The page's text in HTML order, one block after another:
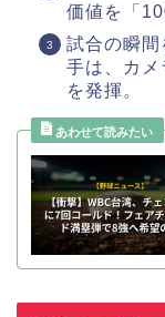
価値を「
試合の瞬
手は、カメ
を発揮。